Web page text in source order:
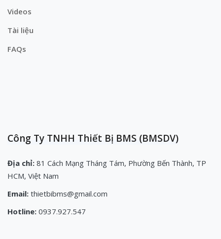
Videos
Tài liệu
FAQs
Công Ty TNHH Thiết Bị BMS (BMSDV)
Địa chỉ: 81 Cách Mạng Tháng Tám, Phường Bến Thành, TP
HCM, Việt Nam
Email: thietbibms@gmail.com
Hotline: 0937.927.547